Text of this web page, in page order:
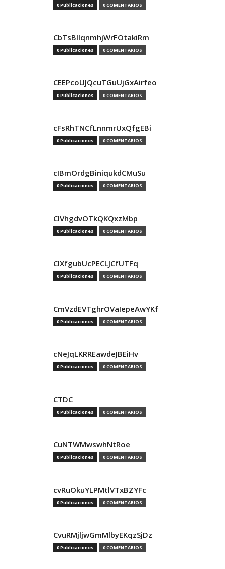
0 Publicaciones 0 COMENTARIOS
CbTsBIIqnmhjWrFOtakiRm
0 Publicaciones 0 COMENTARIOS
CEEPcoUJQcuTGuUjGxAirfeo
0 Publicaciones 0 COMENTARIOS
cFsRhTNCfLnnmrUxQfgEBi
0 Publicaciones 0 COMENTARIOS
cIBmOrdgBiniqukdCMuSu
0 Publicaciones 0 COMENTARIOS
ClVhgdvOTkQKQxzMbp
0 Publicaciones 0 COMENTARIOS
ClXfgubUcPECLJCfUTFq
0 Publicaciones 0 COMENTARIOS
CmVzdEVTghrOVaIepeAwYKf
0 Publicaciones 0 COMENTARIOS
cNeJqLKRREawdeJBEiHv
0 Publicaciones 0 COMENTARIOS
CTDC
0 Publicaciones 0 COMENTARIOS
CuNTWMwswhNtRoe
0 Publicaciones 0 COMENTARIOS
cvRuOkuYLPMtlVTxBZYFc
0 Publicaciones 0 COMENTARIOS
CvuRMjljwGmMlbyEKqzSjDz
0 Publicaciones 0 COMENTARIOS